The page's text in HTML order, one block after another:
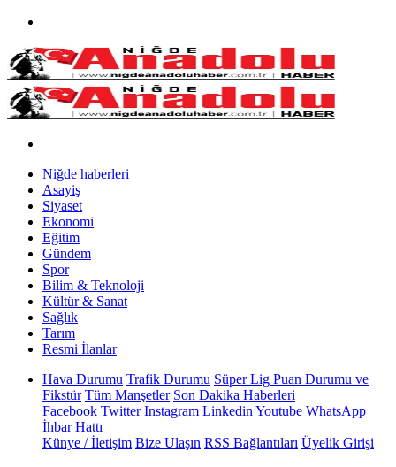
Niğde haberleri
Asayiş
Siyaset
Ekonomi
Eğitim
Gündem
Spor
Bilim & Teknoloji
Kültür & Sanat
Sağlık
Tarım
Resmi İlanlar
Hava Durumu Trafik Durumu Süper Lig Puan Durumu ve
Fikstür Tüm Manşetler Son Dakika Haberleri
Facebook Twitter Instagram Linkedin Youtube WhatsApp
İhbar Hattı
Künye / İletişim Bize Ulaşın RSS Bağlantıları Üyelik Girişi